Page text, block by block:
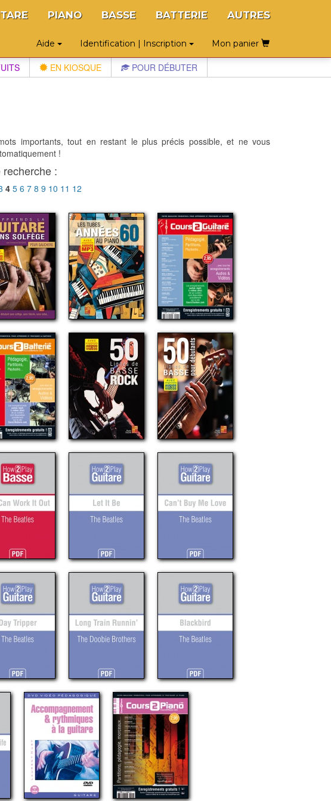
PIANO BASSE BATTERIE AUTRES
Aide Identification | Inscription Mon panier
EN KIOSQUE POUR DÉBUTER
importants, tout en restant le plus précis possible, et ne vous
!
:
4 5 6 7 8 9 10 11 12